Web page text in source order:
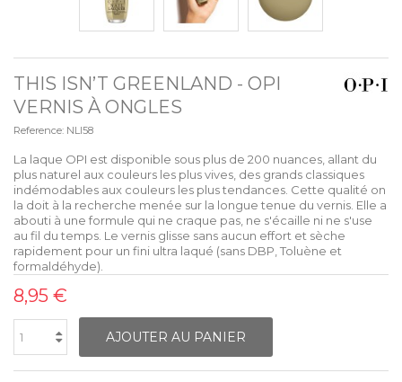
THIS ISN’T GREENLAND - OPI
VERNIS À ONGLES
Reference: NLI58
La laque OPI est disponible sous plus de 200 nuances, allant du
plus naturel aux couleurs les plus vives, des grands classiques
indémodables aux couleurs les plus tendances. Cette qualité on
la doit à la recherche menée sur la longue tenue du vernis. Elle a
abouti à une formule qui ne craque pas, ne s'écaille ni ne s'use
au fil du temps. Le vernis glisse sans aucun effort et sèche
rapidement pour un fini ultra laqué (sans DBP, Toluène et
formaldéhyde).
8,95 €
AJOUTER AU PANIER